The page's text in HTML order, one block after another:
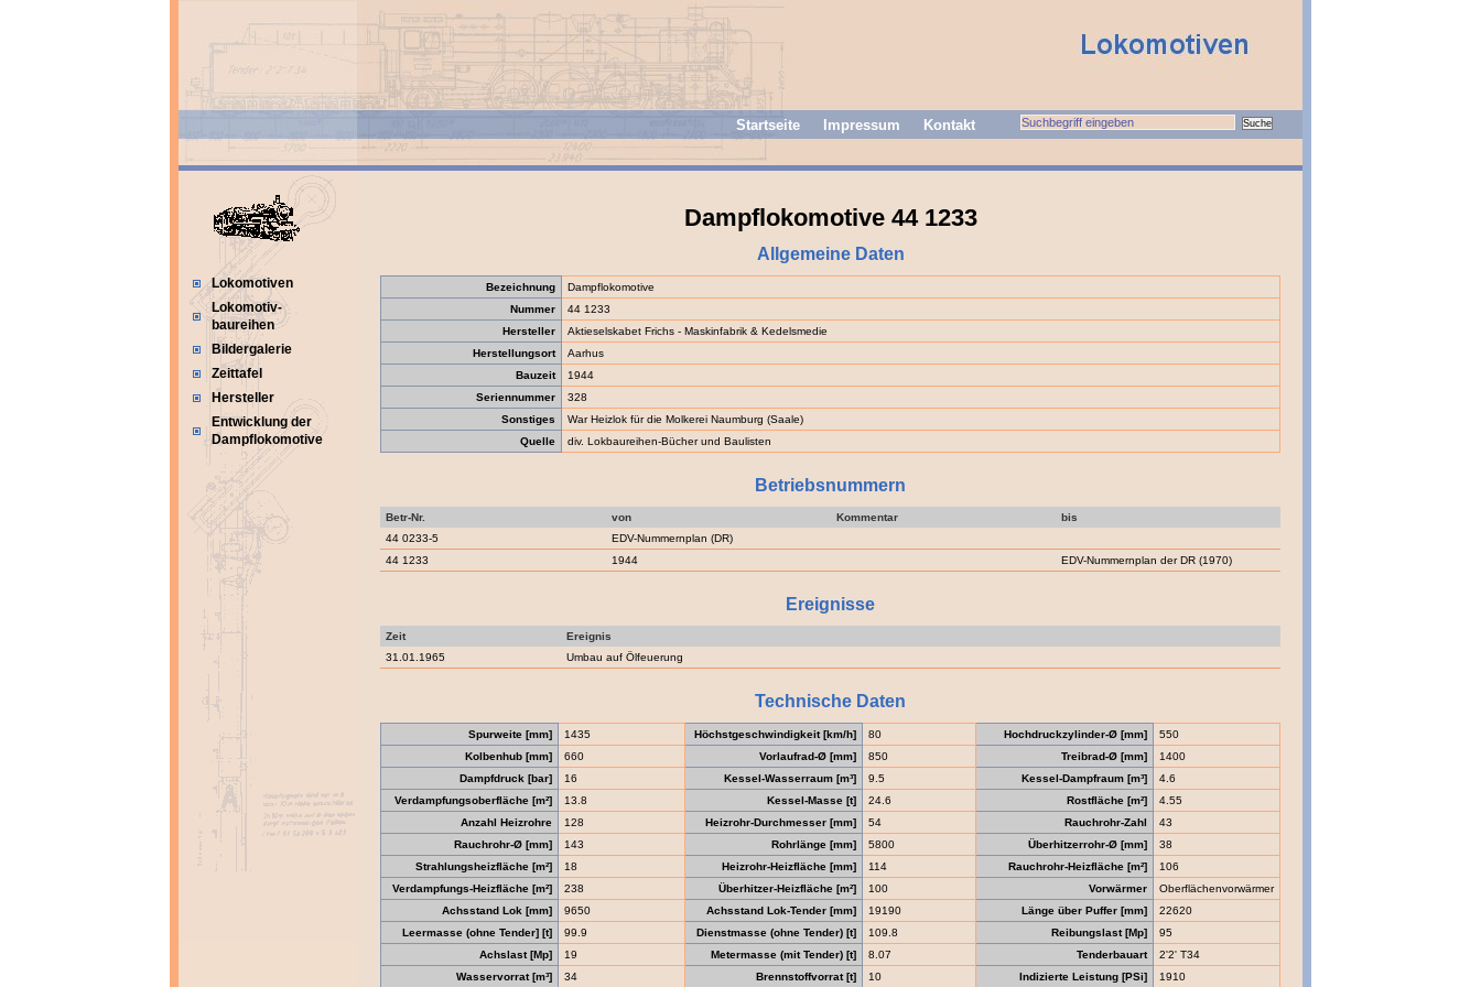
Startseite Impressum Kontakt
Lokomotiven
Lokomotiv-
baureihen
Bildergalerie
Zeittafel
Hersteller
Entwicklung der
Dampflokomotive
Dampflokomotive 44 1233
Allgemeine Daten
Bezeichnung
Dampflokomotive
Nummer
44 1233
Hersteller
Aktieselskabet Frichs - Maskinfabrik & Kedelsmedie
Herstellungsort
Aarhus
Bauzeit
1944
Seriennummer
328
Sonstiges
War Heizlok für die Molkerei Naumburg (Saale)
Quelle
div. Lokbaureihen-Bücher und Baulisten
Betriebsnummern
Betr-Nr. von Kommentar
bis
44 0233-5
EDV-Nummernplan (DR)
44 1233
1944 EDV-Nummernplan der DR (1970)
Ereignisse
Zeit
Ereignis
31.01.1965
Umbau auf Ölfeuerung
Technische Daten
Spurweite [mm] 1435 Höchstgeschwindigkeit [km/h] 80 Hochdruckzylinder-Ø [mm]
550
Kolbenhub [mm]
660 Vorlaufrad-Ø [mm] 850 Treibrad-Ø [mm]
1400
Dampfdruck [bar]
16 Kessel-Wasserraum [m³] 9.5 Kessel-Dampfraum [m³]
4.6
Verdampfungsoberfläche [m²]
13.8 Kessel-Masse [t] 24.6 Rostfläche [m²]
4.55
Anzahl Heizrohre
128 Heizrohr-Durchmesser [mm] 54 Rauchrohr-Zahl
43
Rauchrohr-Ø [mm]
143 Rohrlänge [mm] 5800 Überhitzerrohr-Ø [mm]
38
Strahlungsheizfläche [m²]
18 Heizrohr-Heizfläche [mm] 114 Rauchrohr-Heizfläche [m²]
106
Verdampfungs-Heizfläche [m²]
238 Überhitzer-Heizfläche [m²] 100 Vorwärmer
Oberflächenvorwärmer
Achsstand Lok [mm]
9650 Achsstand Lok-Tender [mm] 19190 Länge über Puffer [mm]
22620
Leermasse (ohne Tender] [t]
99.9 Dienstmasse (ohne Tender) [t] 109.8 Reibungslast [Mp]
95
Achslast [Mp]
19 Metermasse (mit Tender) [t] 8.07 Tenderbauart
2'2' T34
Wasservorrat [m³]
34 Brennstoffvorrat [t] 10 Indizierte Leistung [PSi] 1910